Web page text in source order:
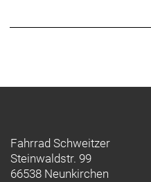
Fahrrad Schweitzer
Steinwaldstr. 99
66538 Neunkirchen